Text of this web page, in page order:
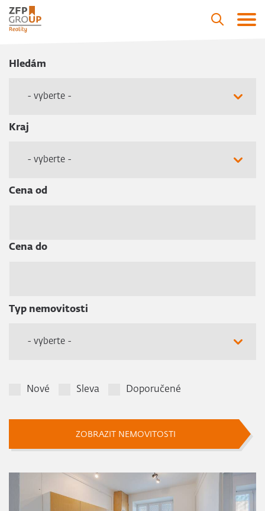
Hledám
- vyberte -
Kraj
- vyberte -
Cena od
Cena do
Typ nemovitosti
- vyberte -
Nové Sleva Doporučené
ZOBRAZIT NEMOVITOSTI